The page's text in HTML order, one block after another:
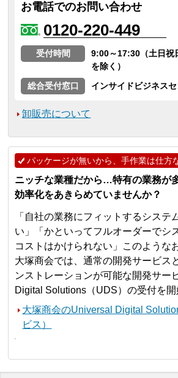
お電話でのお問い合わせ
0120-220-449
受付時間
9:00～17:30（土日祝
を除く）
総合受付窓口
インサイドビジネス
卸販売について
パッケージが無いから、手作業は仕方
ニッチな業種だから…特有の業務
効率化をあきらめていませんか？
「自社の業務にフィットするシステ
い」「かといってフルオーダーでシ
コストはかけられない」このような
大塚商会では、通常の開発サービス
ンストレーションが可能な開発サー
Digital Solutions（UDS）の受付を開
大塚商会のUniversal Digital
ビス）